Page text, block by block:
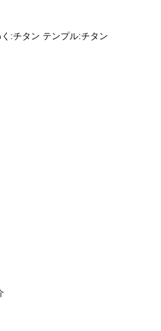
:チタン テンプル:チタン